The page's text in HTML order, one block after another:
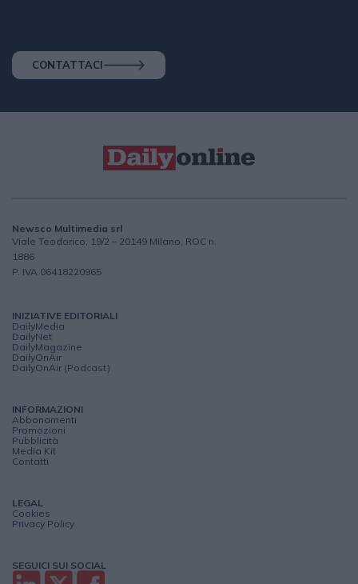
CONTATTACI
Newsco Multimedia srl
Viale Teodorico, 19/2 – 20149 Milano, ROC n.
1886
P. IVA 06418220965
INIZIATIVE EDITORIALI
DailyMedia
DailyNet
DailyMagazine
DailyOnAir
DailyOnAir (Podcast)
INFORMAZIONI
Abbonamenti
Promozioni
Pubblicità
Media Kit
Contatti
LEGAL
Cookies
Privacy Policy
SEGUICI SUI SOCIAL